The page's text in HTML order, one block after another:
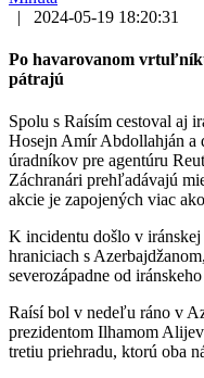
|
2024-05-19 18:20:31
Po havarovanom
pátrajú
Spolu s Raísím cestoval aj
Hosejn Amír Abdollahján a
úradníkov pre agentúru
Záchranári prehľadávajú
akcie je zapojených viac
K incidentu došlo v
hraniciach s
severozápadne od
Raísí bol v nedeľu ráno v
prezidentom Ilhamom
tretiu priehradu, ktorú oba